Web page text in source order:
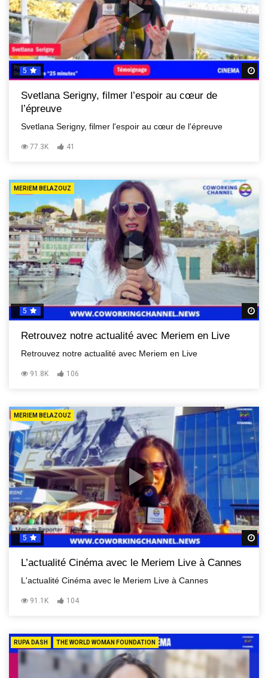
5
Svetlana Serigny, filmer l’espoir au cœur de
l’épreuve
Svetlana Serigny, filmer l'espoir au cœur de l'épreuve
77.3K 41
MERIEM BELAZOUZ
5
Retrouvez notre actualité avec Meriem en Live
Retrouvez notre actualité avec Meriem en Live
91.8K 106
MERIEM BELAZOUZ
5
L’actualité Cinéma avec le Meriem Live à Cannes
L'actualité Cinéma avec le Meriem Live à Cannes
91.1K 104
RUPA DASH THE WORLD WOMAN FOUNDATION